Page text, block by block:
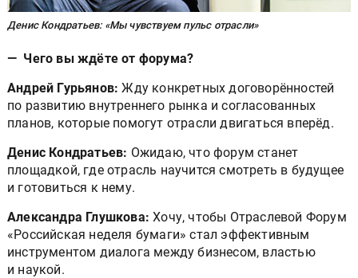
Денис Кондратьев: «Мы чувствуем пульс отрасли»
— Чего вы ждёте от форума?
Андрей Гурьянов:Жду конкретных договорённостей
по развитию внутреннего рынка и согласованных
планов, которые помогут отрасли двигаться вперёд.
Денис Кондратьев: Ожидаю, что форум станет
площадкой, где отрасль научится смотреть в будущее
и готовиться к нему.
Александра Глушкова:Хочу, чтобы Отраслевой Форум
«Российская неделя бумаги» стал эффективным
инструментом диалога между бизнесом, властью
и наукой.